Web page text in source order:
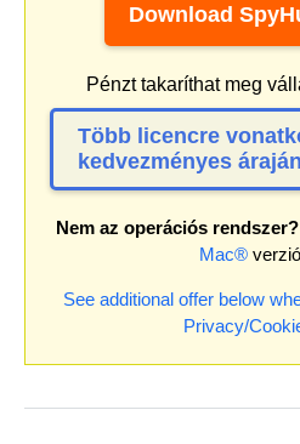
Download
Pénzt takaríthat meg
Több licencre
kedvezményes
Nem az operációs rendszer?
Mac®
See additional offer below
Privacy/